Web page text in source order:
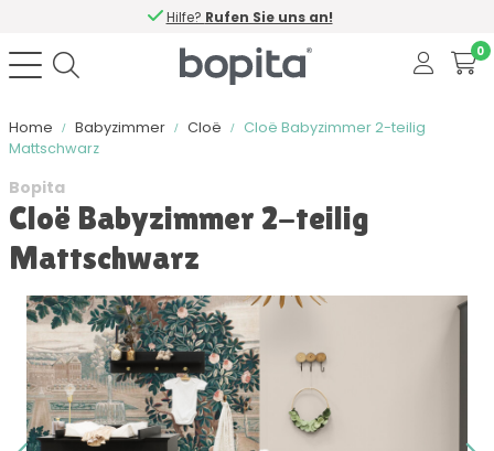
Hilfe? Rufen Sie uns an!
0
Home Babyzimmer Cloë
Cloë Babyzimmer 2-teilig
Mattschwarz
Bopita
Cloë Babyzimmer 2-teilig
Mattschwarz